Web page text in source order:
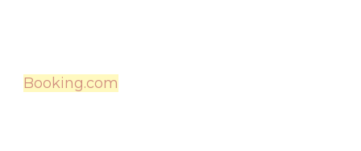
Booking.com